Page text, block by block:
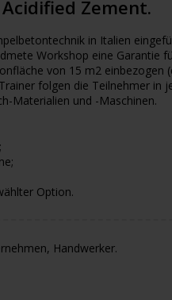
Zement.
in Italien
Workshop eine Garantie
von 15 m2 einbezogen
folgen die Teilnehmer in
Materialien und -Maschinen.
Option.
Handwerker.